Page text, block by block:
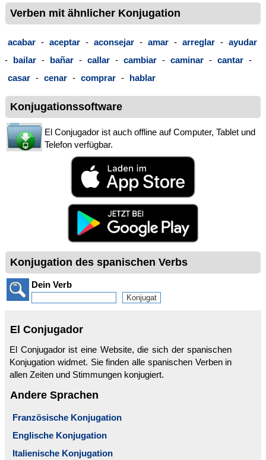
Verben mit ähnlicher Konjugation
acabar - aceptar - aconsejar - amar - arreglar - ayudar
- bailar - bañar - callar - cambiar - caminar - cantar -
casar - cenar - comprar - hablar
Konjugationssoftware
El Conjugador ist auch offline auf Computer, Tablet und
Telefon verfügbar.
Konjugation des spanischen Verbs
Dein Verb
El Conjugador
El Conjugador ist eine Website, die sich der spanischen
Konjugation widmet. Sie finden alle spanischen Verben in
allen Zeiten und Stimmungen konjugiert.
Andere Sprachen
Französische Konjugation
Englische Konjugation
Italienische Konjugation